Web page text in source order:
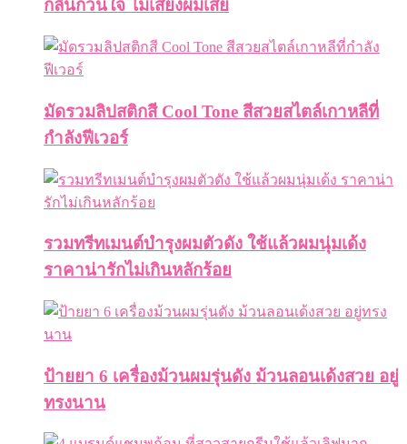
กลิ่นกวนใจ ไม่เสี่ยงผมเสีย
มัดรวมลิปสติกสี Cool Tone สีสวยสไตล์เกาหลีที่
กำลังฟีเวอร์
รวมทรีทเมนต์บำรุงผมตัวดัง ใช้แล้วผมนุ่มเด้ง
ราคาน่ารักไม่เกินหลักร้อย
ป้ายยา 6 เครื่องม้วนผมรุ่นดัง ม้วนลอนเด้งสวย อยู่
ทรงนาน